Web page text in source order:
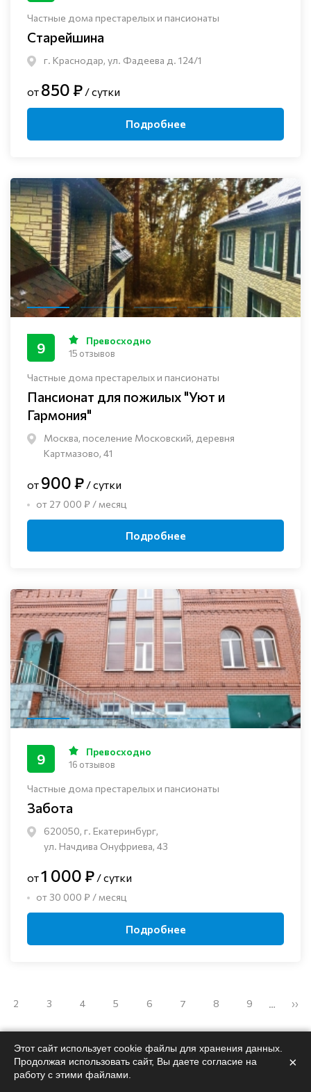
Частные дома престарелых и пансионаты
Старейшина
г. Краснодар, ул. Фадеева д. 124/1
от 850 ₽ / сутки
Подробнее
Частные дома престарелых и пансионаты
Пансионат для пожилых "Уют и
Гармония"
Москва, поселение Московский, деревня
Картмазово, 41
9 Превосходно
15 отзывов
от 900 ₽ / сутки
от 27 000 ₽ / месяц
Подробнее
Частные дома престарелых и пансионаты
Забота
620050, г. Екатеринбург,
ул. Начдива Онуфриева, 43
9 Превосходно
16 отзывов
от1 000 ₽ / сутки
от 30 000 ₽ / месяц
Подробнее
2 3 4 5 6 7 8 9 … ››
Этот сайт использует cookie файлы для хранения данных.
Продолжая использовать сайт, Вы даете согласие на
работу с этими файлами.
×